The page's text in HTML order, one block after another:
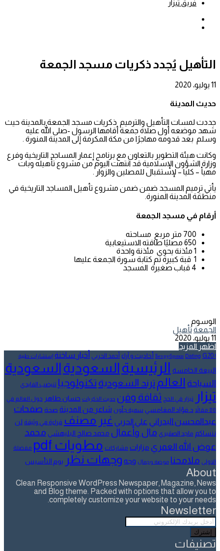
فريق تيزار
التأهيل يُجدد ذكريات مسجد الجمعة
11 يوليو، 2020
حديث المدينة
جددت لمسات التأهيل والترميم ذكريات مسجد الجمعة بالمدينة حيث
شهد موضعه أول صلاة جمعة أقامها الرسول -صلى الله عليه
وسلم بعد قدومه مهاجرًا من مكة المكرمة إلى المدينة المنورة .
وكانت هيئة التطوير بالتعاون مع برنامج إعمار المساجد التاريخية وفرع
وزارة الشؤون الإسلامية قد انتهت اليوم من مشروع تأهيله وبات
مهيأ – كليا – لإستقبال للمصلين والزوار .
يأتي ترميم المسجد ضمن ضمن مشروع تأهيل المساجد التاريخية في
منطقة المدينة المنورة.
أرقام في مسجد الجمعة
700 متر مربع مساحته
650 مصليًا طاقته الاستيعابية
1 مئذنة يحوى مئذنة واحدة
1 قبة كبيرة تم كتابة سورة الجمعة عليها
4 قباب صغيرة المسجد
الوسوم
الجمعةتأهيل
11 يوليو، 2020
اظهر المزيد
! Без рубрики
Dating G20 أحاديث و آراء أحمد الحربي أخبار ساخنة إستشارات طبية
البيعة الخامسة الرئيسية السعودية السعودية
السياحة العالم ترند السعودية تكنولوجيا تنيضب الفايدي
تيزار تيزار في الحج ثقافة وفن حديث الذكريات حسان طاهر حول العالم في
80 مقالاً
د.فؤاد المغامسي سمية جلّون شاعر من المدينة صحة صفحات
عبدالمحسن البدراني علي الحربي غير مصنف قراءة في وثيقة لن
ننساكم ماجد الصقيري مال وأعمال محمد صالح البليهشي محمد
عوض الله العمري مزارات مشاركات مطويات pdf مفضلة
الاولى ملامحنا موضة وجمال وجه وجهات نظر يوم التأسيس
About
Clean Responsive WordPress Newspaper, Magazine, News
and Blog theme. Packed with options that allow you to
completely customize your website to your needs.
Newsletter
أدخل
بريدك
الإلكتروني
تصنيفات